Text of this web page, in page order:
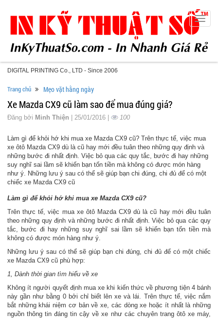
DIGITAL PRINTING Co., LTD - Since 2006
Toggle
Trang chủ Mẹo vặt hằng ngày
Xe Mazda CX9 cũ làm sao để mua đúng giá?
Đăng bởi Minh Thiện | 25/01/2016 | 100
Làm gì để khỏi hớ khi mua xe Mazda CX9 cũ? Trên thực tế, việc mua
xe ôtô Mazda CX9 dù là cũ hay mới đều tuân theo những quy định và
những bước đi nhất định. Việc bỏ qua các quy tắc, bước đi hay những
suy nghĩ sai lầm sẽ khiến bạn tốn tiền mà không có được món hàng
như ý. Những lưu ý sau có thể sẽ giúp bạn chi đúng, chi đủ để có một
chiếc xe Mazda CX9 cũ
Làm gì để khỏi hớ khi mua xe Mazda CX9 cũ?
Trên thực tế, việc mua xe ôtô Mazda CX9 dù là cũ hay mới đều tuân
theo những quy định và những bước đi nhất định. Việc bỏ qua các quy
tắc, bước đi hay những suy nghĩ sai lầm sẽ khiến bạn tốn tiền mà
không có được món hàng như ý.
Những lưu ý sau có thể sẽ giúp bạn chi đúng, chi đủ để có một chiếc
xe Mazda CX9 cũ phù hợp:
1, Dành thời gian tìm hiểu về xe
Không ít người quyết định mua xe khi kiến thức về phương tiện 4 bánh
này gần như bằng 0 bởi chỉ biết lên xe và lái. Trên thực tế, việc nắm
bắt những khái niệm cơ bản về xe, các dòng xe hoặc ít nhất là những
nguồn thông tin đáng tin cậy về xe như các chuyên trang ôtô xe máy,